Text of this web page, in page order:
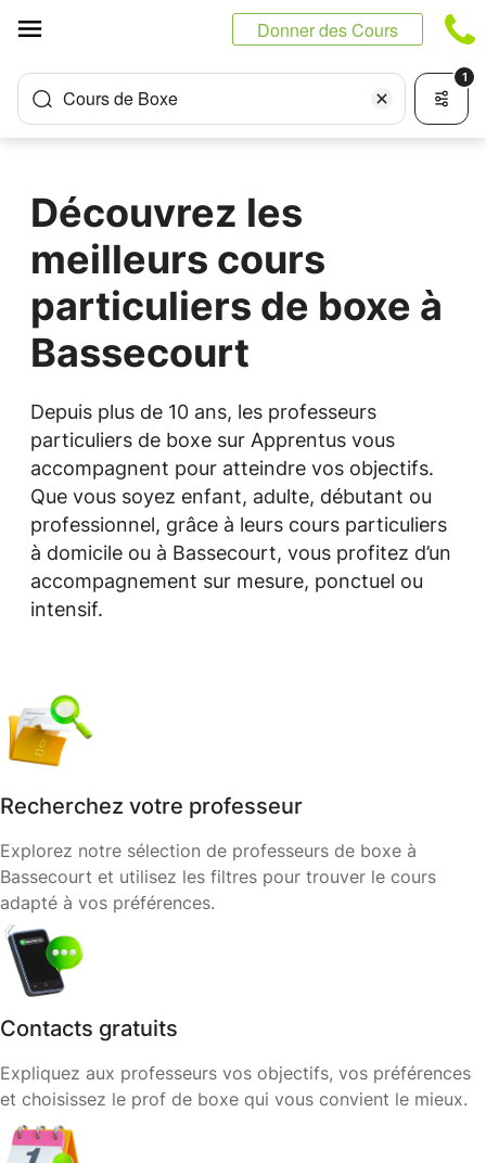
Donner des Cours
Cours de Boxe
1
Découvrez les
meilleurs cours
particuliers de boxe à
Bassecourt
Depuis plus de 10 ans, les professeurs
particuliers de boxe sur Apprentus vous
accompagnent pour atteindre vos objectifs.
Que vous soyez enfant, adulte, débutant ou
professionnel, grâce à leurs cours particuliers
à domicile ou à Bassecourt, vous profitez d’un
accompagnement sur mesure, ponctuel ou
intensif.
Recherchez votre professeur
Explorez notre sélection de professeurs de boxe à
Bassecourt et utilisez les filtres pour trouver le cours
adapté à vos préférences.
Contacts gratuits
Expliquez aux professeurs vos objectifs, vos préférences
et choisissez le prof de boxe qui vous convient le mieux.